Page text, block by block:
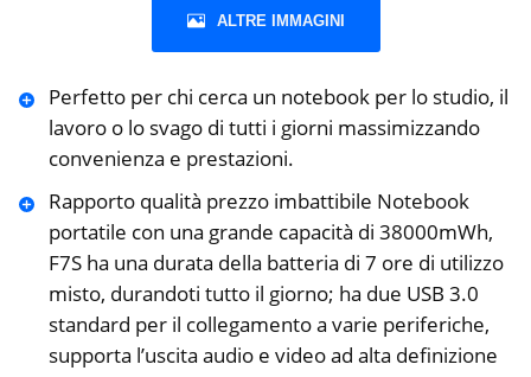
ALTRE IMMAGINI
Perfetto per chi cerca un notebook per lo studio, il
lavoro o lo svago di tutti i giorni massimizzando
convenienza e prestazioni.
Rapporto qualità prezzo imbattibile Notebook
portatile con una grande capacità di 38000mWh,
F7S ha una durata della batteria di 7 ore di utilizzo
misto, durandoti tutto il giorno; ha due USB 3.0
standard per il collegamento a varie periferiche,
supporta l’uscita audio e video ad alta definizione